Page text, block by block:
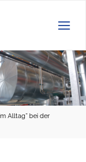
Alltag” bei der